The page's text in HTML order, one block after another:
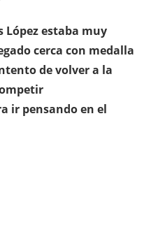
estaba muy
cerca con medalla
de volver a la
ir pensando en el